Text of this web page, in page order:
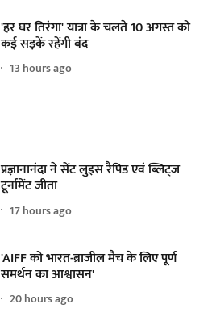
'हर घर तिरंगा' यात्रा के चलते 10 अगस्त को
कई सड़कें रहेंगी बंद
13 hours ago
प्रज्ञानानंदा ने सेंट लुइस रैपिड एवं ब्लिट्ज
टूर्नामेंट जीता
17 hours ago
'AIFF को भारत-ब्राजील मैच के लिए पूर्ण
समर्थन का आश्वासन'
20 hours ago